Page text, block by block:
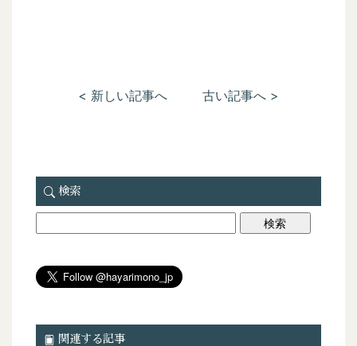
< 新しい記事へ 古い記事へ >
検索
関連する記事